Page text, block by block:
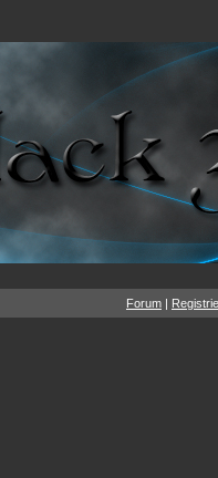
Forum |